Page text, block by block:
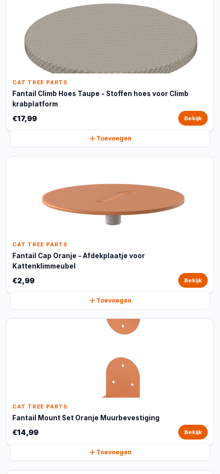
CAT TREE PARTS
Fantail Climb Hoes Taupe - Stoffen hoes voor Climb
krabplatform
€17,99 Bekijk
Toevoegen
CAT TREE PARTS
Fantail Cap Oranje - Afdekplaatje voor
Kattenklimmeubel
€2,99 Bekijk
Toevoegen
CAT TREE PARTS
Fantail Mount Set Oranje Muurbevestiging
€14,99 Bekijk
Toevoegen